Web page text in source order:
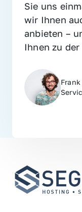
Sie uns
wir Ihnen
anbieten –
Ihnen zu